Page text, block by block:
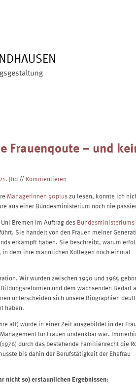
Frauenqoute – und
Jhd // Kommentieren
Managerinnen 50pluszu lesen, konnte ich
aus einer Bundesministerium noch nie
Bremen im Auftrag des Bundesministeriums
Sie handelt von den Frauen meiner
erkämpft haben. Sie beschreibt, warum
dem ihre männlichen Kollegen noch einmal
Wir wurden zwischen 1950 und 1965
und dem wachsenden Bedarf
unterscheiden sich unsere Biographien
haben.
alt) wurde in einer Zeit ausgebildet in der
für Frauen undenkbar war.
durch das bestehende Familienrecht die
bis dahin der Berufstätigkeit der Ehefrau
nicht so) erstaunlichen Ergebnissen: